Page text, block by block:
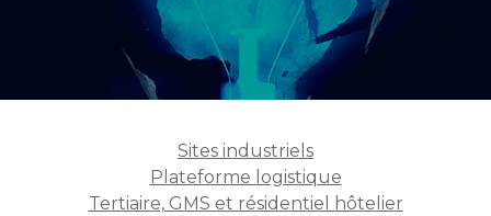
Sites industriels
Plateforme logistique
Tertiaire, GMS et résidentiel hôtelier